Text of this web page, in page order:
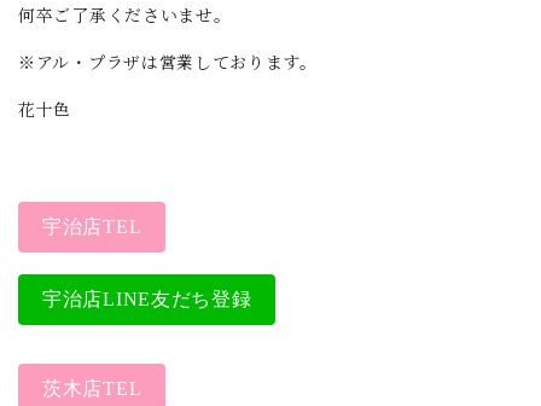
何卒ご了承くださいませ。
※アル・プラザは営業しております。
花十色
宇治店TEL
宇治店LINE友だち登録
茨木店TEL